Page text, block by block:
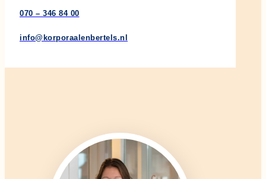
070 – 346 84 00
info@korporaalenbertels.nl